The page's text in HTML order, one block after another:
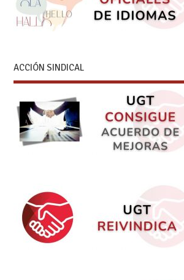
ACCIÓN SINDICAL